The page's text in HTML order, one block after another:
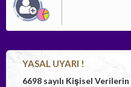
YASAL UYARI !
6698 sayılı Kişisel